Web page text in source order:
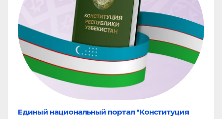
Единый национальный портал "Конституция